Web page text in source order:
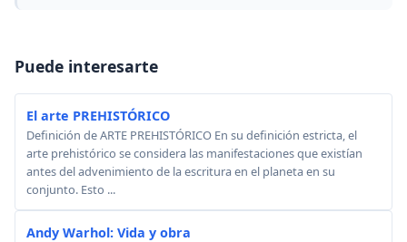
Puede interesarte
El arte PREHISTÓRICO
Definición de ARTE PREHISTÓRICO En su definición estricta, el
arte prehistórico se considera las manifestaciones que existían
antes del advenimiento de la escritura en el planeta en su
conjunto. Esto ...
Andy Warhol: Vida y obra